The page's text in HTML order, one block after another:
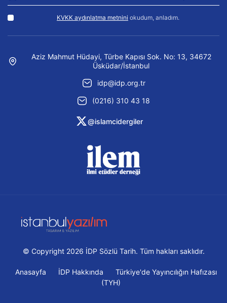
KVKK aydınlatma metnini okudum, anladım.
Aziz Mahmut Hüdayi, Türbe Kapısı Sok. No: 13, 34672
Üsküdar/İstanbul
idp@idp.org.tr
(0216) 310 43 18
@islamcidergiler
© Copyright 2026 İDP Sözlü Tarih. Tüm hakları saklıdır.
Anasayfa İDP Hakkında
Türkiye'de Yayıncılığın Hafızası
(TYH)